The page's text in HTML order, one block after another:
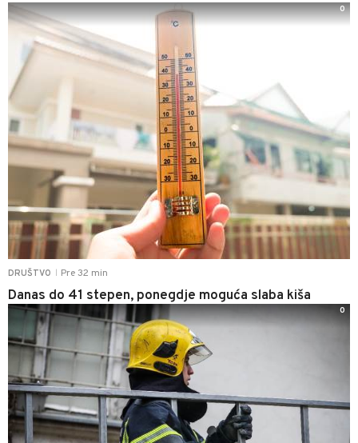
DRUŠTVO Pre 32 min
Danas do 41 stepen, ponegdje moguća slaba kiša
0
0